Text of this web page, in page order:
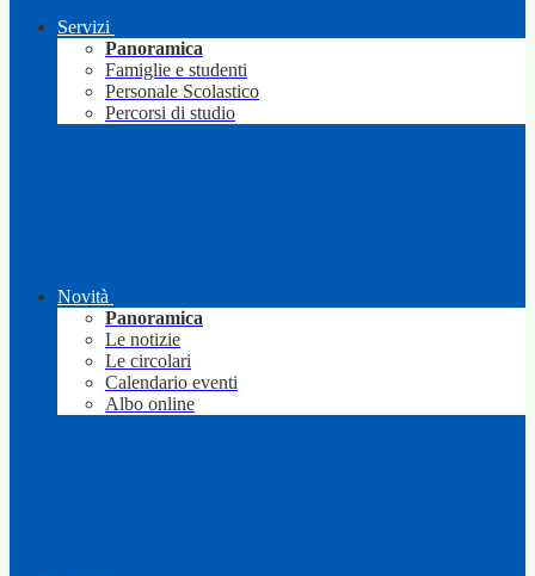
Servizi
Panoramica
Famiglie e studenti
Personale Scolastico
Percorsi di studio
Novità
Panoramica
Le notizie
Le circolari
Calendario eventi
Albo online